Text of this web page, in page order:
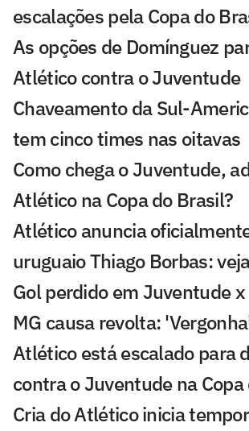
escalações pela Copa do
As opções de Domínguez
Atlético contra o Juventude
Chaveamento da Sul-
tem cinco times nas oitavas
Como chega o Juventude,
Atlético na Copa do Brasil?
Atlético anuncia
uruguaio Thiago Borbas:
Gol perdido em Juventude
MG causa revolta:
Atlético está escalado para
contra o Juventude na
Cria do Atlético inicia